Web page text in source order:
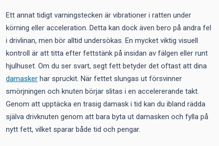
Ett annat tidigt varningstecken är vibrationer i ratten under
körning eller acceleration. Detta kan dock även bero på andra fel
i drivlinan, men bör alltid undersökas. En mycket viktig visuell
kontroll är att titta efter fettstänk på insidan av fälgen eller runt
hjulhuset. Om du ser svart, segt fett betyder det oftast att dina
damasker har spruckit. När fettet slungas ut försvinner
smörjningen och knuten börjar slitas i en accelererande takt.
Genom att upptäcka en trasig damask i tid kan du ibland rädda
själva drivknuten genom att bara byta ut damasken och fylla på
nytt fett, vilket sparar både tid och pengar.